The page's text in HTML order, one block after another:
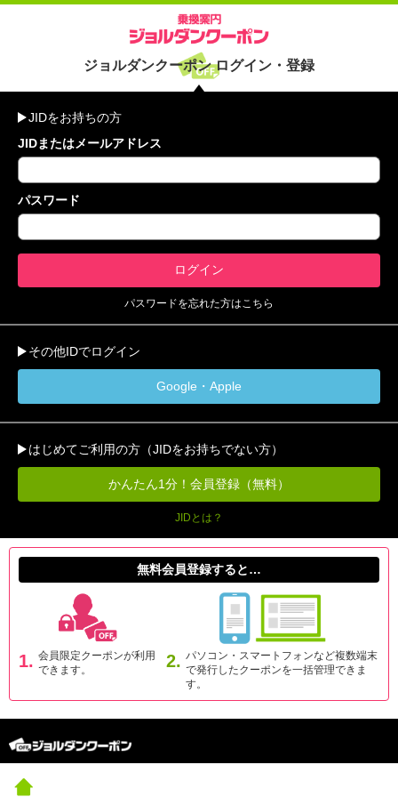
ジョルダンクーポン ログイン・登録
JIDをお持ちの方
JIDまたはメールアドレス
パスワード
パスワードを忘れた方はこちら
その他IDでログイン
Google・Apple
はじめてご利用の方（JIDをお持ちでない方）
かんたん1分！会員登録（無料）
JIDとは？
無料会員登録すると…
1. 会員限定クーポンが利用
できます。
2. パソコン・スマートフォンなど複数端末
で発行したクーポンを一括管理できま
す。